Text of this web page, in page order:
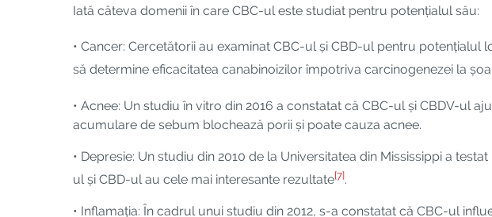
Iată câteva domenii în care CBC-ul este studiat pentru potențialul său:
• Cancer: Cercetătorii au examinat CBC-ul și CBD-ul pentru
să determine eficacitatea canabinoizilor împotriva carcinogenezei la
• Acnee: Un studiu în vitro din 2016 a constatat că CBC-ul și CBDV-ul
acumulare de sebum blochează porii și poate cauza acnee.
• Depresie: Un studiu din 2010 de la Universitatea din Mississippi a
ul și CBD-ul au cele mai interesante rezultate[7] .
• Inflamația: În cadrul unui studiu din 2012, s-a constatat că CBC-ul